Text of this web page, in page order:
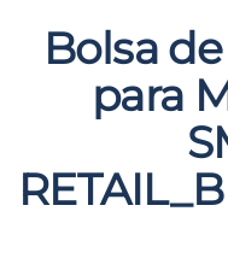
Bolsa
para